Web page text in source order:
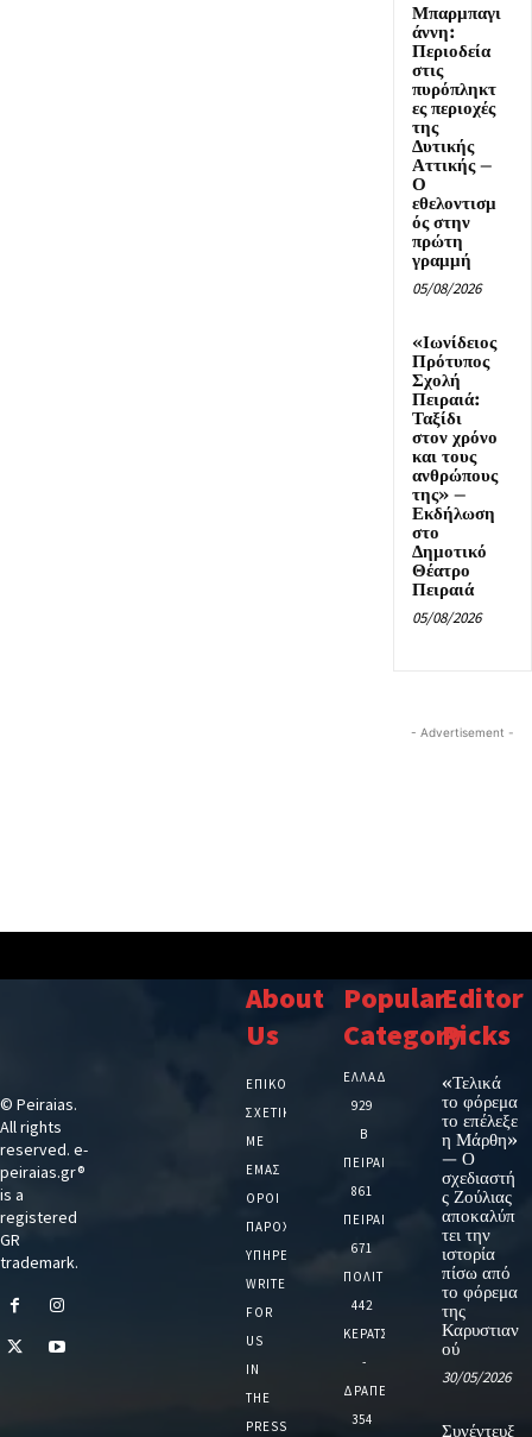
Μπαρμπαγι
άννη:
Περιοδεία
στις
πυρόπληκτ
ες περιοχές
της
Δυτικής
Αττικής –
Ο
εθελοντισμ
ός στην
πρώτη
γραμμή
05/08/2026
«Ιωνίδειος
Πρότυπος
Σχολή
Πειραιά:
Ταξίδι
στον χρόνο
και τους
ανθρώπους
της» –
Εκδήλωση
στο
Δημοτικό
Θέατρο
Πειραιά
05/08/2026
- Advertisement -
© Peiraias.
All rights
reserved. e-
peiraias.gr®
is a
registered
GR
trademark.
About
Us
ΕΠΙΚΟΙΝΩΝΙΑ
ΣΧΕΤΙΚΆ
ΜΕ
ΕΜΆΣ
ΌΡΟΙ
ΠΑΡΟΧΉΣ
ΥΠΗΡΕΣΙΏΝ
WRITE
FOR
US
IN
THE
PRESS
Popular
Category
ΕΛΛΑΔΑ
929
Β
ΠΕΙΡΑΙΑ
861
ΠΕΙΡΑΙΑΣ
671
ΠΟΛΙΤΙΚΗ
442
ΚΕΡΑΤΣΙΝΙ
-
ΔΡΑΠΕΤΣΩΝΑ
354
Editor
Picks
«Τελικά
το φόρεμα
το επέλεξε
η Μάρθη»
— Ο
σχεδιαστή
ς Ζούλιας
αποκαλύπ
τει την
ιστορία
πίσω από
το φόρεμα
της
Καρυστιαν
ού
30/05/2026
Συνέντευξ